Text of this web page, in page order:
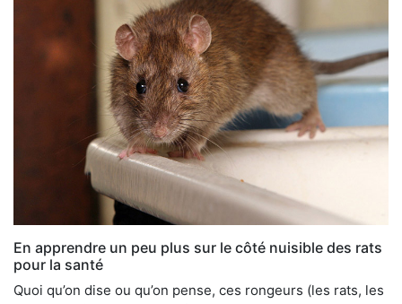
En apprendre un peu plus sur le côté nuisible des rats
pour la santé
Quoi qu’on dise ou qu’on pense, ces rongeurs (les rats, les